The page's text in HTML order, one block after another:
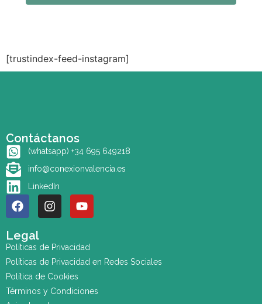
[trustindex-feed-instagram]
Contáctanos
(whatsapp) +34 695 649218
info@conexionvalencia.es
LinkedIn
Legal
Políticas de Privacidad
Políticas de Privacidad en Redes Sociales
Política de Cookies
Términos y Condiciones